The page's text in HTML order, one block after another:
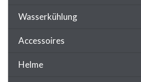
Wasserkühlung
Accessoires
Helme